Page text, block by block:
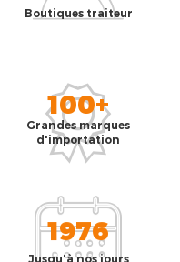
Boutiques traiteur
100+
Grandes marques
d'importation
1976
Jusqu'à nos jours